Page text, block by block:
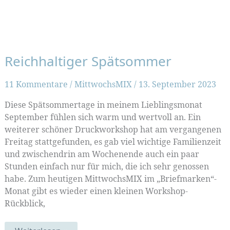
Reichhaltiger Spätsommer
11 Kommentare /MittwochsMIX/ 13. September 2023
Diese Spätsommertage in meinem Lieblingsmonat
September fühlen sich warm und wertvoll an. Ein
weiterer schöner Druckworkshop hat am vergangenen
Freitag stattgefunden, es gab viel wichtige Familienzeit
und zwischendrin am Wochenende auch ein paar
Stunden einfach nur für mich, die ich sehr genossen
habe. Zum heutigen MittwochsMIX im „Briefmarken“-
Monat gibt es wieder einen kleinen Workshop-
Rückblick,